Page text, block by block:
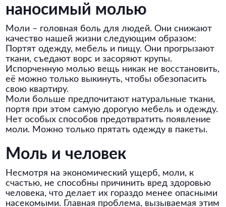
наносимый молью
Моли – головная боль для людей. Они снижают
качество нашей жизни следующим образом:
Портят одежду, мебель и пищу. Они прогрызают
ткани, съедают ворс и засоряют крупы.
Испорченную молью вещь никак не восстановить,
её можно только выкинуть, чтобы обезопасить
свою квартиру.
Моли больше предпочитают натуральные ткани,
портя при этом самую дорогую мебель и одежду.
Нет особых способов предотвратить появление
моли. Можно только прятать одежду в пакеты.
Моль и человек
Несмотря на экономический ущерб, моли, к
счастью, не способны причинить вред здоровью
человека, что делает их гораздо менее опасными
насекомыми. Главная проблема, вызываемая этим